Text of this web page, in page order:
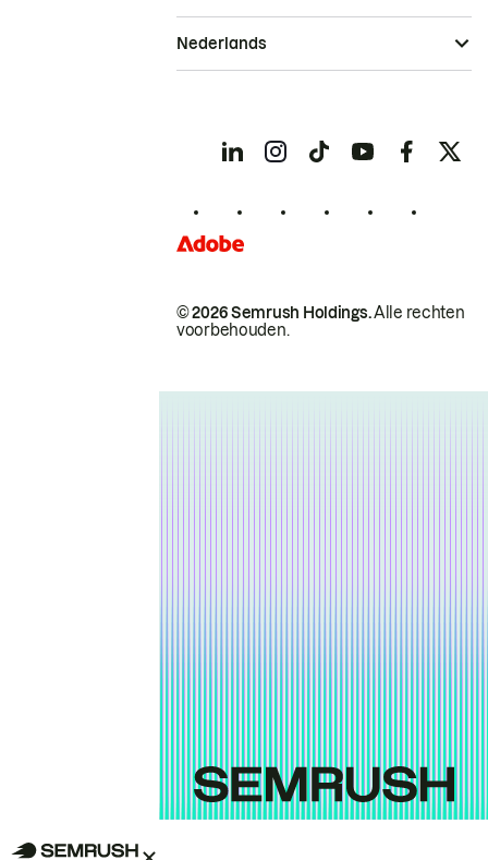
© 2026 Semrush Holdings.Alle rechten
voorbehouden.
Nederlands